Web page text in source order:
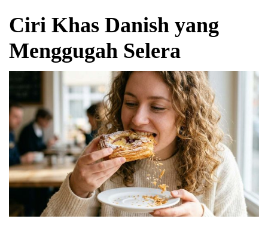
Ciri Khas Danish yang
Menggugah Selera